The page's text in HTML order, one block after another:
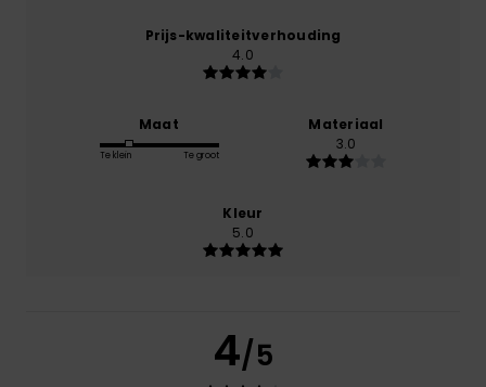
Prijs-kwaliteitverhouding
4.0
Maat
Te klein Te groot
Materiaal
3.0
Kleur
5.0
4/5